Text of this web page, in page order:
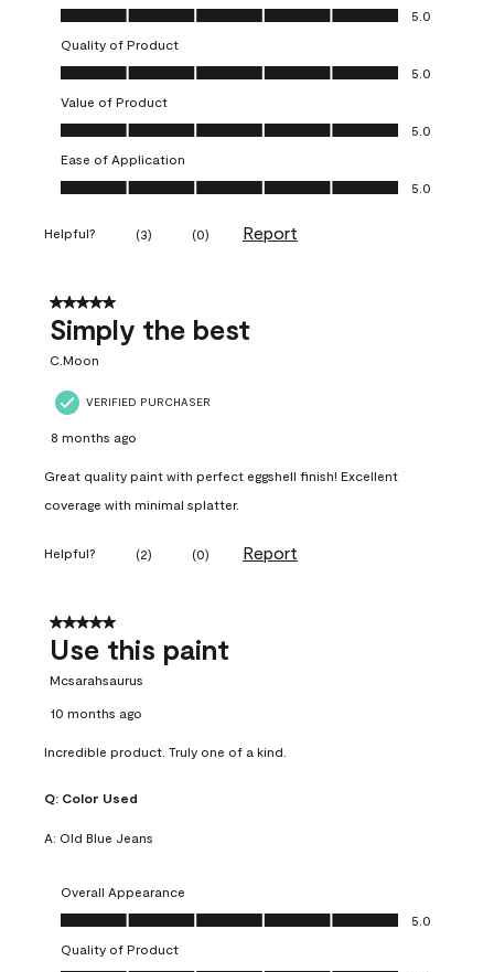
Overall Appearance, 5.0 out of 5
5.0
Quality of Product
Quality of Product, 5.0 out of 5
5.0
Value of Product
Value of Product, 5.0 out of 5
5.0
Ease of Application
Ease of Application, 5.0 out of 5
5.0
Helpful? (3) (0) Report
5 out of 5 stars.
Simply the best
C.Moon
VERIFIED PURCHASER
8 months ago
Great quality paint with perfect eggshell finish! Excellent
coverage with minimal splatter.
Helpful? (2) (0) Report
5 out of 5 stars.
Use this paint
Mcsarahsaurus
10 months ago
Incredible product. Truly one of a kind.
Q: Color Used
A: Old Blue Jeans
Overall Appearance
Overall Appearance, 5.0 out of 5
5.0
Quality of Product